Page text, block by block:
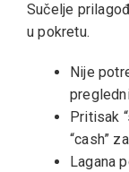
Sučelje
u pokretu.
Nije
Pritisak
“cash”
Lagana